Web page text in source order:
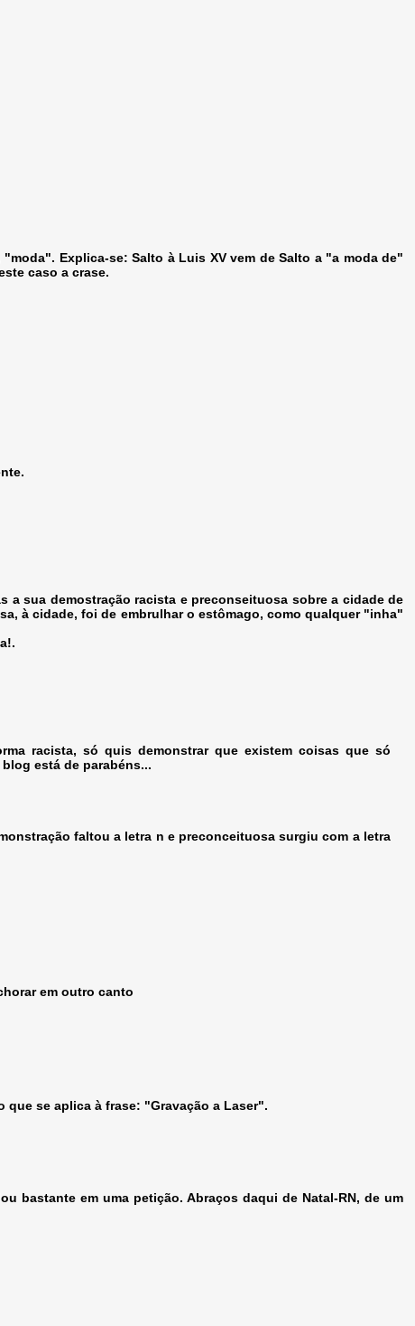
Explica-se: Salto à Luis XV vem de Salto a "a moda de"
caso a crase.
a sua demostração racista e preconseituosa sobre a cidade de
à cidade, foi de embrulhar o estômago, como qualquer "inha"
racista, só quis demonstrar que existem coisas que só
está de parabéns...
faltou a letra n e preconceituosa surgiu com a letra
em outro canto
se aplica à frase: "Gravação a Laser".
bastante em uma petição. Abraços daqui de Natal-RN, de um